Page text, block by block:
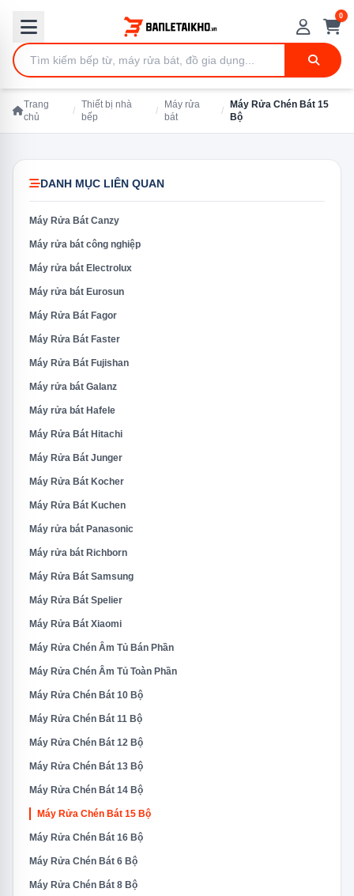
0
Trang
chủ
/
Thiết bị nhà
bếp
/
Máy rửa
bát
/
Máy Rửa Chén Bát 15
Bộ
DANH MỤC LIÊN QUAN
Máy Rửa Bát Canzy
Máy rửa bát công nghiệp
Máy rửa bát Electrolux
Máy rửa bát Eurosun
Máy Rửa Bát Fagor
Máy Rửa Bát Faster
Máy Rửa Bát Fujishan
Máy rửa bát Galanz
Máy rửa bát Hafele
Máy Rửa Bát Hitachi
Máy Rửa Bát Junger
Máy Rửa Bát Kocher
Máy Rửa Bát Kuchen
Máy rửa bát Panasonic
Máy rửa bát Richborn
Máy Rửa Bát Samsung
Máy Rửa Bát Spelier
Máy Rửa Bát Xiaomi
Máy Rửa Chén Âm Tủ Bán Phần
Máy Rửa Chén Âm Tủ Toàn Phần
Máy Rửa Chén Bát 10 Bộ
Máy Rửa Chén Bát 11 Bộ
Máy Rửa Chén Bát 12 Bộ
Máy Rửa Chén Bát 13 Bộ
Máy Rửa Chén Bát 14 Bộ
Máy Rửa Chén Bát 15 Bộ
Máy Rửa Chén Bát 16 Bộ
Máy Rửa Chén Bát 6 Bộ
Máy Rửa Chén Bát 8 Bộ